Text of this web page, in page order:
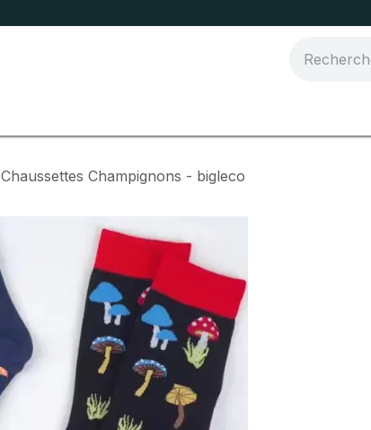
Chaussettes Champignons - bigleco